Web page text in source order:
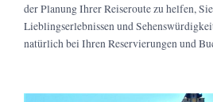
der Planung Ihrer Reiseroute zu helfen,
Lieblingserlebnissen und
natürlich bei Ihren Reservierungen und